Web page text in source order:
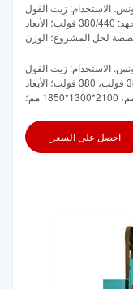
الاستخدام: زيت الفول
السوداني؛ القدرة الإنتاجية: 10-3000 طن يوميًا؛ الجهد: 380/440 فولت؛ الأبعاد
الاستخدام: زيت الفول
السوداني؛ القدرة الإنتاجية: 100%؛ الجهد: 380 فولت، 380 فولت؛ الأبعاد
احصل على السعر